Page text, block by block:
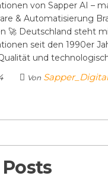
von Sapper AI –
& Automatisierung
🚀 Deutschland steht
seit den 1990er
und
Von Sapper_Digital